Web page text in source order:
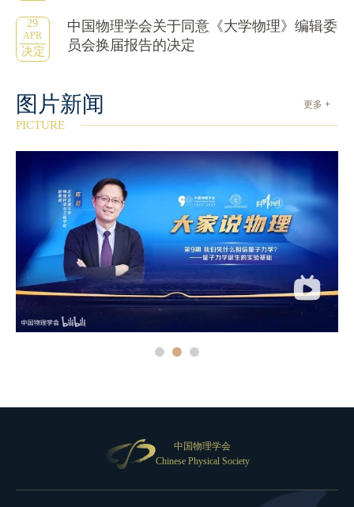
29
APR
决定
中国物理学会关于同意《大学物理》编辑委
员会换届报告的决定
更多 +
图片新闻
PICTURE
中国物理学会
Chinese Physical Society